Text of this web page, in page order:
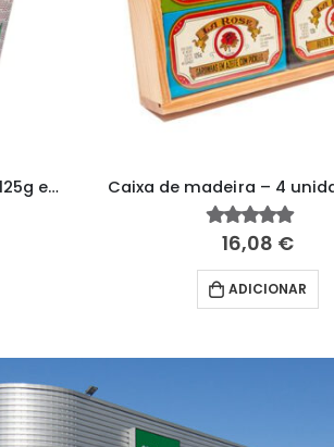
5 sardinhas Portuguesas x 125g em Caixa de Madeira
5.00fora de 5
16,08 €
ADICIONAR